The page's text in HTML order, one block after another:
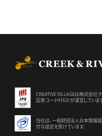
CREATIVE VILLAGEは株式会社
証券コード4763）が運営しています
当社は、一般財団法人日本情報
付与認定を受けています。